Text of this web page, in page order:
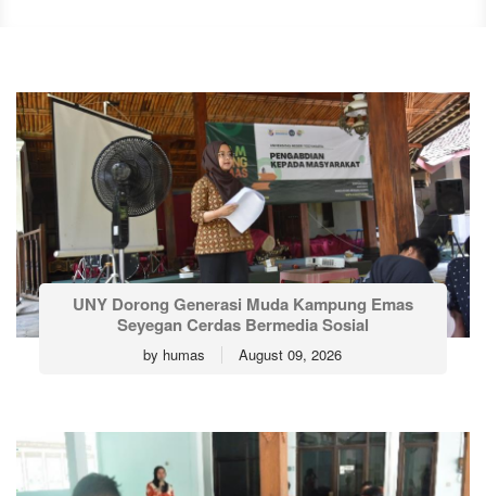
UNY Dorong Generasi Muda Kampung Emas
Seyegan Cerdas Bermedia Sosial
by humas August 09, 2026